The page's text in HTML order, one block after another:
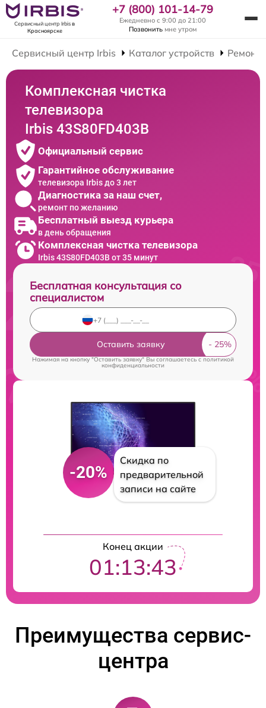
Сервисный центр Irbisв
Красноярске
+7 (800) 101-14-79
Ежедневно с 9:00 до 21:00
Позвонить мне утром
Сервисный центр Irbis Каталог устройств Ремонт
Комплексная чистка
телевизора
Irbis 43S80FD403B
Официальный сервис
Гарантийное обслуживание
телевизора Irbis до 3 лет
Диагностика за наш счет,
ремонт по желанию
Бесплатный выезд курьера
в день обращения
Комплексная чистка телевизора
Irbis 43S80FD403B от 35 минут
Бесплатная консультация со
специалистом
Оставить заявку
Нажимая на кнопку "Оставить заявку" Вы соглашаетесь c политикой
конфиденциальности
-20%
Скидка по
предварительной
записи на сайте
Конец акции
01:13:42
Преимущества сервис-
центра